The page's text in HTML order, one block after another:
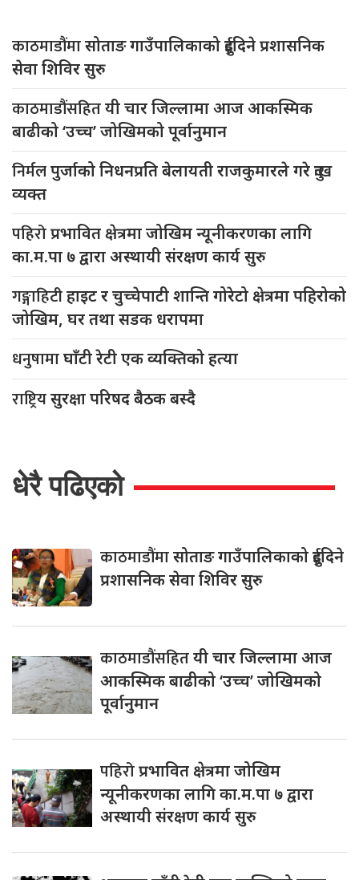
काठमाडौंमासोताङ गाउँपालिकाको दुईदिने प्रशासनिक
सेवा शिविर सुरु
काठमाडौंसहितयी चार जिल्लामा आज आकस्मिक
बाढीको ‘उच्च’ जोखिमको पूर्वानुमान
निर्मलपुर्जाको निधनप्रति बेलायती राजकुमारले गरे दुःख
व्यक्त
पहिरोप्रभावित क्षेत्रमा जोखिम न्यूनीकरणका लागि
का.म.पा ७ द्वारा अस्थायी संरक्षण कार्य सुरु
गङ्गाहिटीहाइट र चुच्चेपाटी शान्ति गोरेटो क्षेत्रमा पहिरोको
जोखिम, घर तथा सडक धरापमा
धनुषामाघाँटी रेटी एक व्यक्तिको हत्या
राष्ट्रियसुरक्षा परिषद बैठक बस्दै
धेरै पढिएको
काठमाडौंमासोताङ गाउँपालिकाको दुईदिने
प्रशासनिक सेवा शिविर सुरु
काठमाडौंसहितयी चार जिल्लामा आज
आकस्मिक बाढीको ‘उच्च’ जोखिमको
पूर्वानुमान
पहिरोप्रभावित क्षेत्रमा जोखिम
न्यूनीकरणका लागि का.म.पा ७ द्वारा
अस्थायी संरक्षण कार्य सुरु